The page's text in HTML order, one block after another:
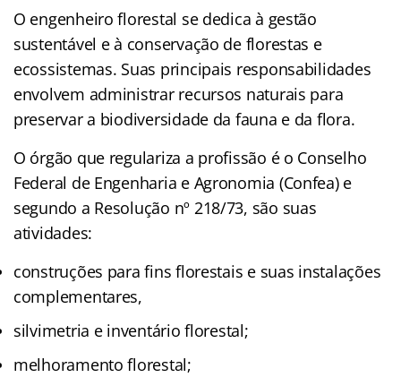
O engenheiro florestal se dedica à gestão
sustentável e à conservação de florestas e
ecossistemas. Suas principais responsabilidades
envolvem administrar recursos naturais para
preservar a biodiversidade da fauna e da flora.
O órgão que regulariza a profissão é o Conselho
Federal de Engenharia e Agronomia (Confea) e
segundo a Resolução nº 218/73, são suas
atividades:
construções para fins florestais e suas instalações
complementares,
silvimetria e inventário florestal;
melhoramento florestal;